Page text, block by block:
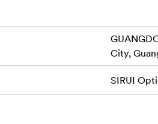
City,
SIRUI